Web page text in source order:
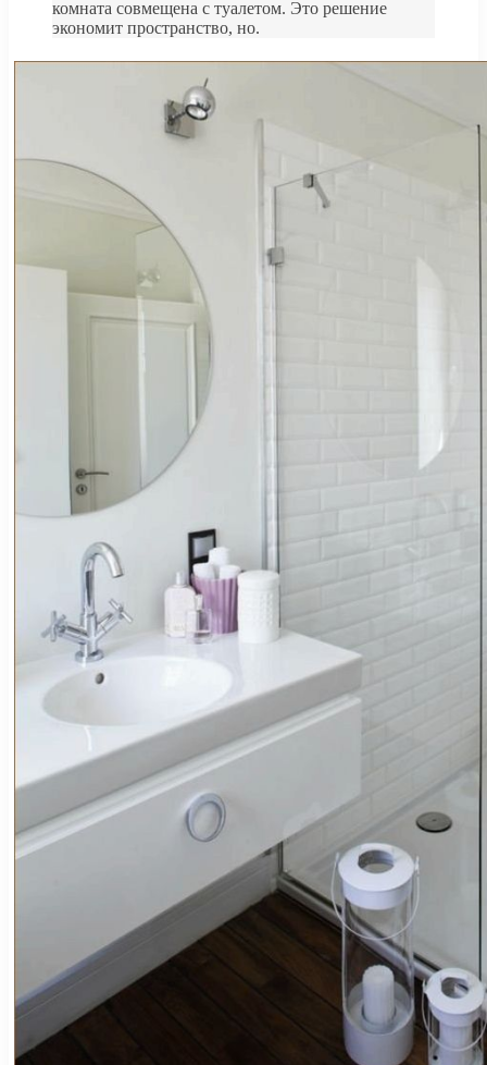
комната совмещена с туалетом. Это решение
экономит пространство, но.